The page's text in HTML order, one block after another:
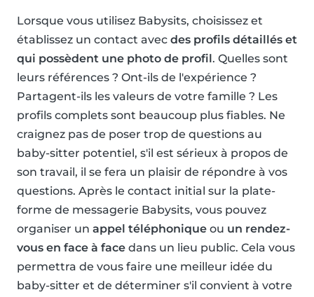
Lorsque vous utilisez Babysits, choisissez et
établissez un contact avec des profils détaillés et
qui possèdent une photo de profil. Quelles sont
leurs références ? Ont-ils de l'expérience ?
Partagent-ils les valeurs de votre famille ? Les
profils complets sont beaucoup plus fiables. Ne
craignez pas de poser trop de questions au
baby-sitter potentiel, s'il est sérieux à propos de
son travail, il se fera un plaisir de répondre à vos
questions. Après le contact initial sur la plate-
forme de messagerie Babysits, vous pouvez
organiser un appel téléphonique ou un rendez-
vous en face à face dans un lieu public. Cela vous
permettra de vous faire une meilleur idée du
baby-sitter et de déterminer s'il convient à votre